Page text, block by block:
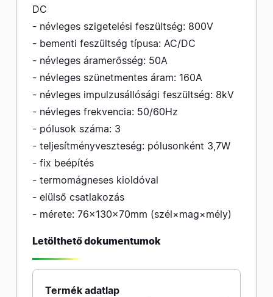
DC
- névleges szigetelési feszültség: 800V
- bementi feszültség típusa: AC/DC
- névleges áramerősség: 50A
- névleges szünetmentes áram: 160A
- névleges impulzusállósági feszültség: 8kV
- névleges frekvencia: 50/60Hz
- pólusok száma: 3
- teljesítményveszteség: pólusonként 3,7W
- fix beépítés
- termomágneses kioldóval
- elülső csatlakozás
- mérete: 76×130×70mm (szél×mag×mély)
Letölthető dokumentumok
Termék adatlap